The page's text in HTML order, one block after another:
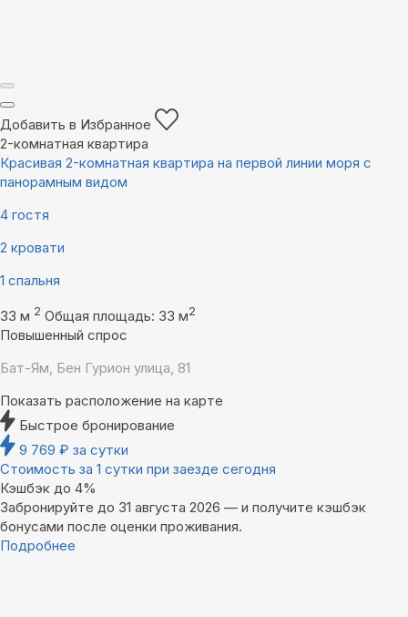
Добавить в Избранное
2-комнатная квартира
Красивая 2-комнатная квартира на первой линии моря с
панорамным видом
4 гостя
2 кровати
1 спальня
33 м 2 Общая площадь: 33 м2
Повышенный спрос
Бат-Ям, Бен Гурион улица, 81
Показать расположение на карте
Быстрое бронирование
9 769 ₽ за сутки
Стоимость за 1 сутки при заезде сегодня
Кэшбэк до 4%
Забронируйте до 31 августа 2026 — и получите кэшбэк
бонусами после оценки проживания.
Подробнее